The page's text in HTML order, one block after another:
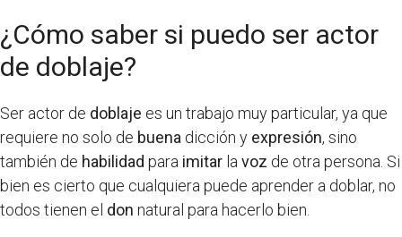
¿Cómo saber si puedo ser actor
de doblaje?
Ser actor de doblaje es un trabajo muy particular, ya que
requiere no solo de buena dicción y expresión, sino
también de habilidad para imitar la voz de otra persona. Si
bien es cierto que cualquiera puede aprender a doblar, no
todos tienen el don natural para hacerlo bien.